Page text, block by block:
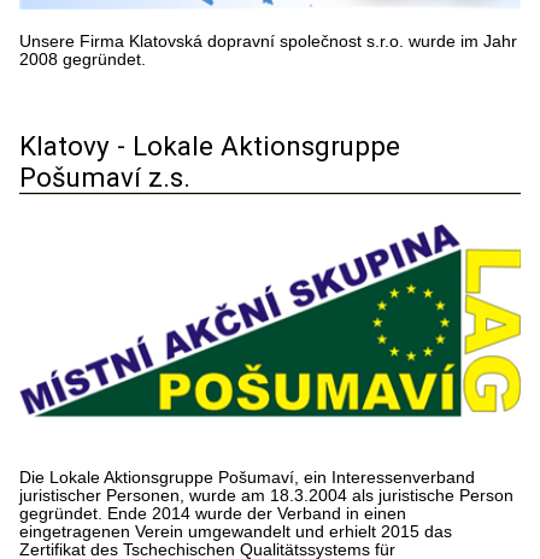
Unsere Firma Klatovská dopravní společnost s.r.o. wurde im Jahr
2008 gegründet.
Klatovy - Lokale Aktionsgruppe
Pošumaví z.s.
Die Lokale Aktionsgruppe Pošumaví, ein Interessenverband
juristischer Personen, wurde am 18.3.2004 als juristische Person
gegründet. Ende 2014 wurde der Verband in einen
eingetragenen Verein umgewandelt und erhielt 2015 das
Zertifikat des Tschechischen Qualitätssystems für